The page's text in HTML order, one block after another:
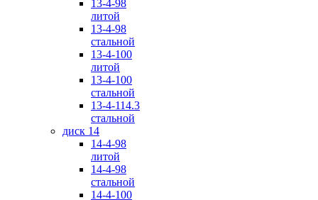
13-4-98
литой
13-4-98
стальной
13-4-100
литой
13-4-100
стальной
13-4-114.3
стальной
диск 14
14-4-98
литой
14-4-98
стальной
14-4-100